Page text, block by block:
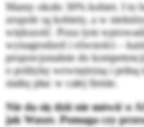
Mamy około 30% kobiet. I to
zespole są kobiety, a w
większość. Poza tym
wynagrodzeń i równości –
proporcjonalnie do
o politykę wewnętrzną i pełną
siatkę płac w całej firmie.
Nie da się dziś nie mówić o
jak Wasze. Pomaga czy